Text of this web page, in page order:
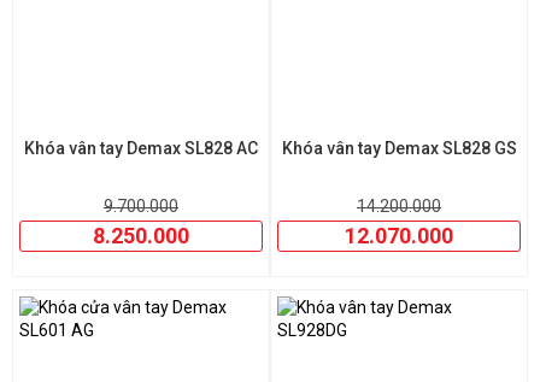
Khóa vân tay Demax SL828 AC
9.700.000
8.250.000
Khóa vân tay Demax SL828 GS
14.200.000
12.070.000